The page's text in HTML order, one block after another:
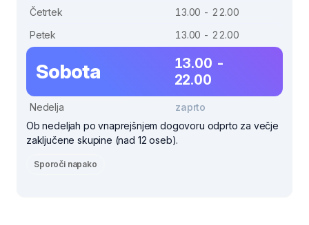
Četrtek
13.00 - 22.00
Petek
13.00 - 22.00
Sobota
13.00 -
22.00
Nedelja
zaprto
Ob nedeljah po vnaprejšnjem dogovoru odprto za večje
zaključene skupine (nad 12 oseb).
Sporoči napako